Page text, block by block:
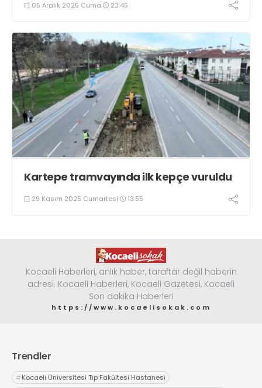
05 Aralık 2025 Cuma 23:45
Kartepe tramvayında ilk kepçe vuruldu
29 Kasım 2025 Cumartesi 13:55
Kocaeli Haberleri, anlık haber, taraftar değil haberin
adresi. Kocaeli Haberleri, Kocaeli Gazetesi, Kocaeli
Son dakika Haberleri
https://www.kocaelisokak.com
Trendler
#Kocaeli Üniversitesi Tıp Fakültesi Hastanesi